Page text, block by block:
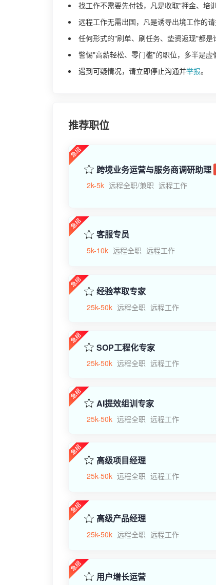
找工作不需要先付钱，凡是收取"押金、培
远程工作无需出国，凡是诱导出境工作的请
任何形式的"刷单、刷任务、垫资返现"都是
警惕"高薪轻松、零门槛"的职位，多半是虚
遇到可疑情况，请立即停止沟通并举报。
推荐职位
跨境业务运营与服务商调研助理
2k-5k 远程全职/兼职 远程工作
客服专员
5k-10k 远程全职 远程工作
经验萃取专家
25k-50k 远程全职 远程工作
SOP工程化专家
25k-50k 远程全职 远程工作
AI提效组训专家
25k-50k 远程全职 远程工作
高级项目经理
25k-50k 远程全职 远程工作
高级产品经理
25k-50k 远程全职 远程工作
用户增长运营